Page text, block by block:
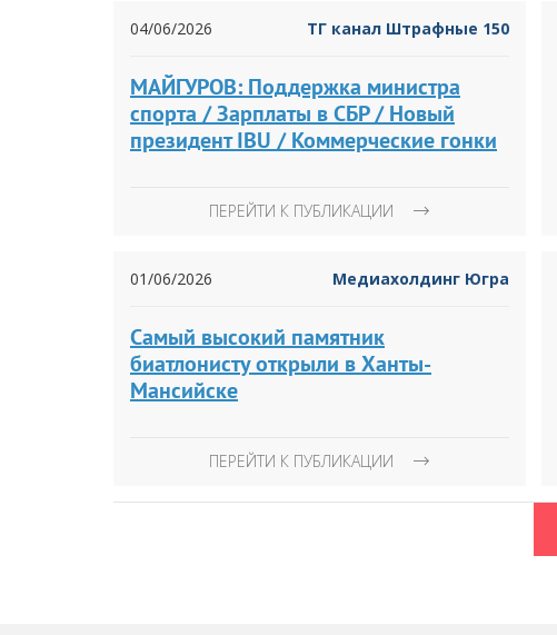
04/06/2026 ТГ канал Штрафные 150
МАЙГУРОВ: Поддержка министра
спорта / Зарплаты в СБР / Новый
президент IBU / Коммерческие гонки
ПЕРЕЙТИ К ПУБЛИКАЦИИ
01/06/2026 Медиахолдинг Югра
Самый высокий памятник
биатлонисту открыли в Ханты-
Мансийске
ПЕРЕЙТИ К ПУБЛИКАЦИИ